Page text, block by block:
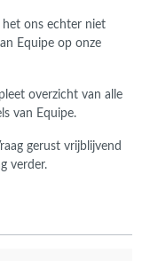
het ons echter niet
Equipe op onze
overzicht van alle
van Equipe.
gerust vrijblijvend
verder.